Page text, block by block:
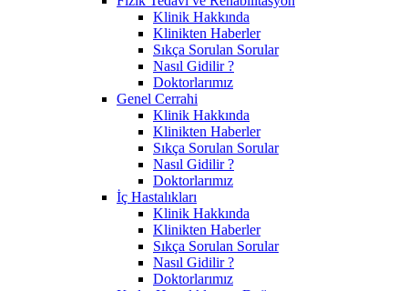
Klinik Hakkında
Klinikten Haberler
Sıkça Sorulan Sorular
Nasıl Gidilir ?
Doktorlarımız
Genel Cerrahi
Klinik Hakkında
Klinikten Haberler
Sıkça Sorulan Sorular
Nasıl Gidilir ?
Doktorlarımız
İç Hastalıkları
Klinik Hakkında
Klinikten Haberler
Sıkça Sorulan Sorular
Nasıl Gidilir ?
Doktorlarımız